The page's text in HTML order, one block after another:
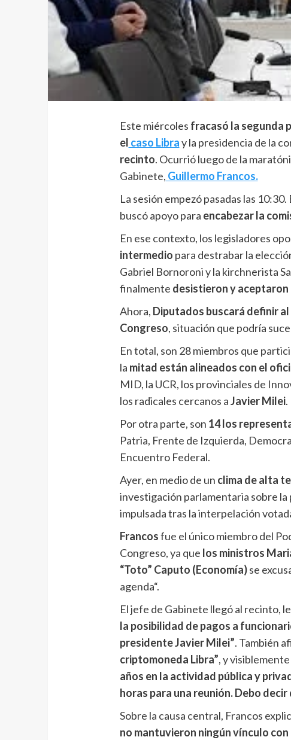
Este miércoles fracasó la segunda
el caso Libray la presidencia de la
recinto. Ocurrió luego de la
Gabinete, Guillermo Francos.
La sesión empezó pasadas las
buscó apoyo para encabezar la
En ese contexto, los legisladores
intermedio para destrabar la
Gabriel Bornoroni y la kirchnerista
finalmente desistieron y
Ahora, Diputados buscará definir
Congreso, situación que podría
En total, son 28 miembros que
la mitad están alineados con el
MID, la UCR, los provinciales de
los radicales cercanos aJavier Milei.
Por otra parte, son 14 los
Patria, Frente de Izquierda,
Encuentro Federal.
Ayer, en medio de un clima de alta
investigación parlamentaria sobre
impulsada tras la interpelación
Francosfue el único miembro del
Congreso, ya que los ministros
“Toto” Caputo (Economía)se
agenda“.
El jefe de Gabinete llegó al recinto,
la posibilidad de pagos a
presidente Javier Milei”. También
criptomoneda Libra”, y
años en la actividad pública y
horas para una reunión. Debo
Sobre la causa central, Francos
no mantuvieron ningún vínculo